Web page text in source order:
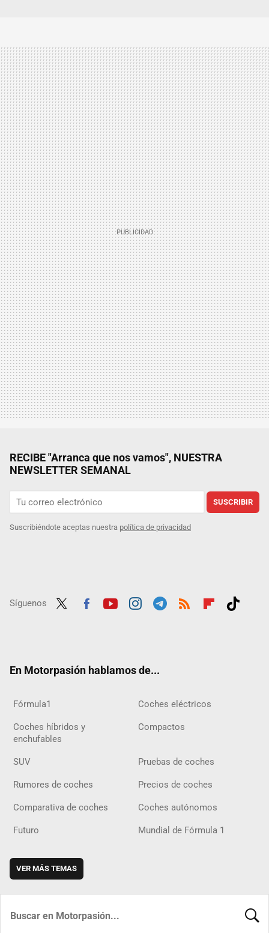
RECIBE "Arranca que nos vamos", NUESTRA
NEWSLETTER SEMANAL
SUSCRIBIR
Suscribiéndote aceptas nuestra política de privacidad
Síguenos
En Motorpasión hablamos de...
Fórmula1 Coches eléctricos
Coches híbridos y
enchufables
Compactos
SUV Pruebas de coches
Rumores de coches Precios de coches
Comparativa de coches Coches autónomos
Futuro Mundial de Fórmula 1
VER MÁS TEMAS